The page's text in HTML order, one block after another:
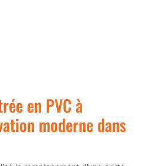
en PVC à
moderne dans